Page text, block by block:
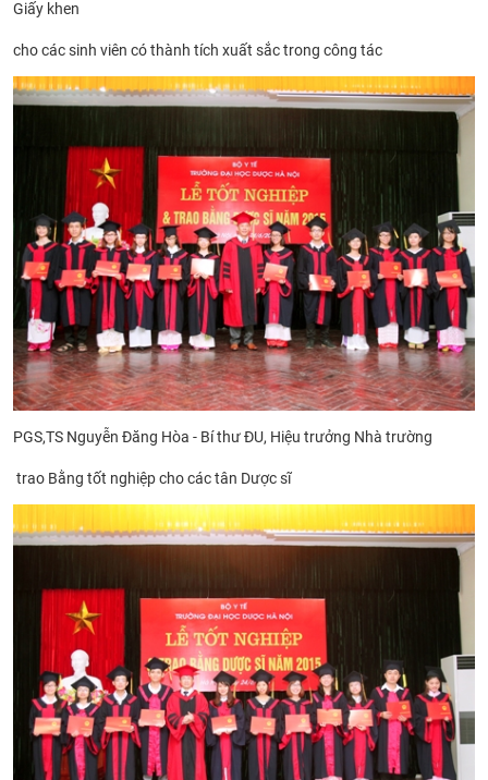
Giấy khen
cho các sinh viên có thành tích xuất sắc trong công tác
PGS,TS Nguyễn Đăng Hòa - Bí thư ĐU, Hiệu trưởng Nhà trường
trao Bằng tốt nghiệp cho các tân Dược sĩ